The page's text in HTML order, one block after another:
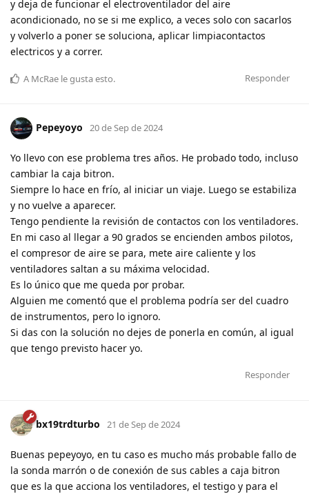
y deja de funcionar el electroventilador del aire
acondicionado, no se si me explico, a veces solo con sacarlos
y volverlo a poner se soluciona, aplicar limpiacontactos
electricos y a correr.
Responder
A McRae le gusta esto.
Pepeyoyo 20 de Sep de 2024
Yo llevo con ese problema tres años. He probado todo, incluso
cambiar la caja bitron.
Siempre lo hace en frío, al iniciar un viaje. Luego se estabiliza
y no vuelve a aparecer.
Tengo pendiente la revisión de contactos con los ventiladores.
En mi caso al llegar a 90 grados se encienden ambos pilotos,
el compresor de aire se para, mete aire caliente y los
ventiladores saltan a su máxima velocidad.
Es lo único que me queda por probar.
Alguien me comentó que el problema podría ser del cuadro
de instrumentos, pero lo ignoro.
Si das con la solución no dejes de ponerla en común, al igual
que tengo previsto hacer yo.
Responder
bx19trdturbo 21 de Sep de 2024
Buenas pepeyoyo, en tu caso es mucho más probable fallo de
la sonda marrón o de conexión de sus cables a caja bitron
que es la que acciona los ventiladores, el testigo y para el